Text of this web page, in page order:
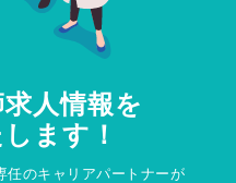
人情報を
ます！
任のキャリアパートナーが